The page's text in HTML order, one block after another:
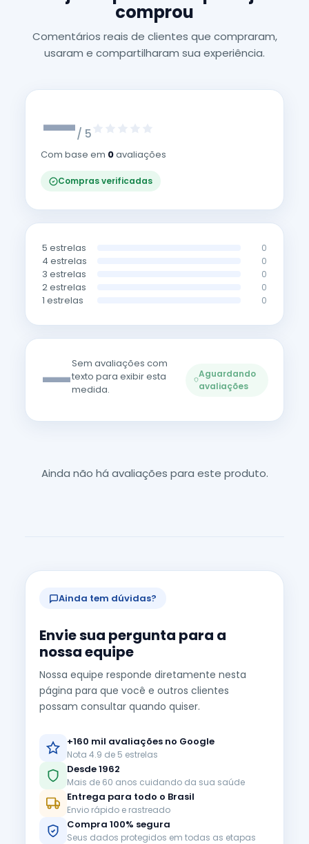
comprou
Comentários reais de clientes que compraram,
usaram e compartilharam sua experiência.
—/ 5
Com base em 0avaliações
Compras verificadas
5 estrelas 0
4 estrelas 0
3 estrelas 0
2 estrelas 0
1 estrelas 0
—Sem avaliações com
texto para exibir esta
medida.
Aguardando
avaliações
Ainda não há avaliações para este produto.
Ainda tem dúvidas?
Envie sua pergunta para a
nossa equipe
Nossa equipe responde diretamente nesta
página para que você e outros clientes
possam consultar quando quiser.
+160 mil avaliações no Google
Nota 4.9 de 5 estrelas
Desde 1962
Mais de 60 anos cuidando da sua saúde
Entrega para todo o Brasil
Envio rápido e rastreado
Compra 100% segura
Seus dados protegidos em todas as etapas